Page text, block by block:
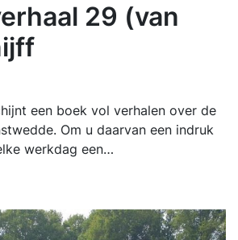
29 (van
een boek vol verhalen over de
Om u daarvan een indruk
werkdag een…